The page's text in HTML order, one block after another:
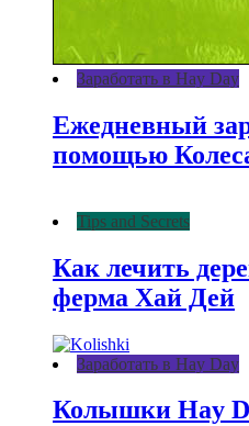
Заработать в Hay Day
Ежедневный
помощью
Tips and Secrets
Как лечить
ферма Хай Дей
Заработать в Hay Day
Колышки Hay